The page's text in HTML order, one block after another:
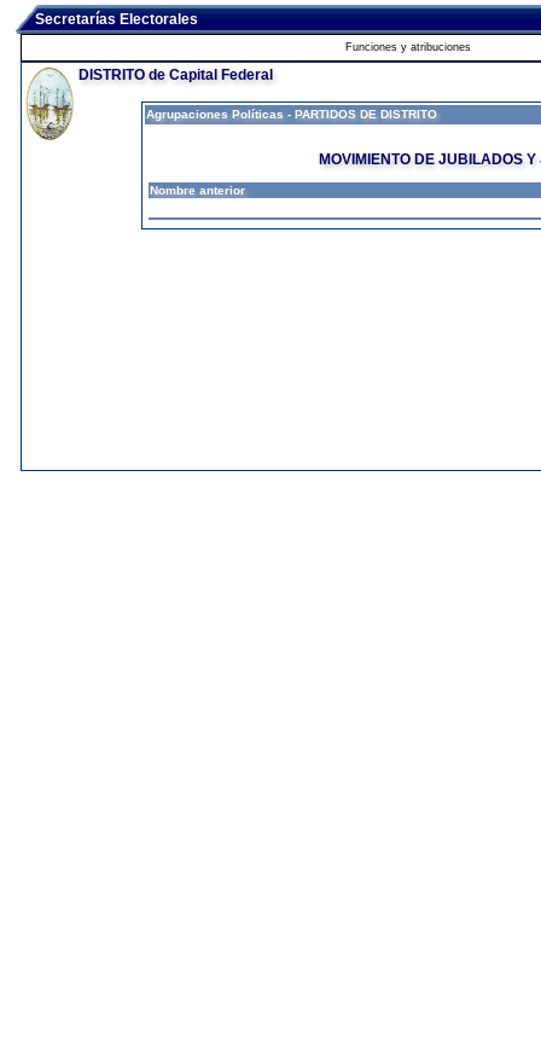
Secretarías Electorales
Funciones y atribuciones
DISTRITO de Capital Federal
Agrupaciones Políticas - PARTIDOS DE DISTRITO
MOVIMIENTO DE JUBILADOS
Nombre anterior